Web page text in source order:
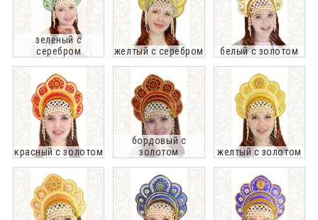
зелёный с
серебром
желтый с серебром белый с золотом
красный с золотом
бордовый с
золотом
желтый с золотом